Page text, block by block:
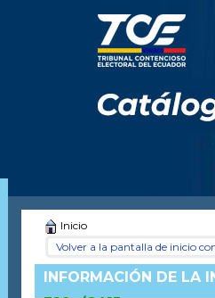
Inicio
Volver a la pantalla de inicio
INFORMACIÓN DE LA